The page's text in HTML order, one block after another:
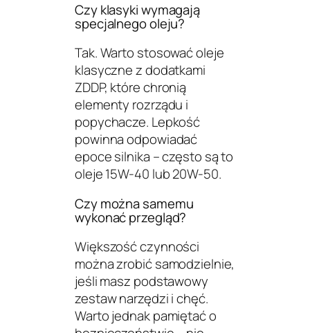
Czy klasyki wymagają
specjalnego oleju?
Tak. Warto stosować oleje
klasyczne z dodatkami
ZDDP, które chronią
elementy rozrządu i
popychacze. Lepkość
powinna odpowiadać
epoce silnika – często są to
oleje 15W-40 lub 20W-50.
Czy można samemu
wykonać przegląd?
Większość czynności
można zrobić samodzielnie,
jeśli masz podstawowy
zestaw narzędzi i chęć.
Warto jednak pamiętać o